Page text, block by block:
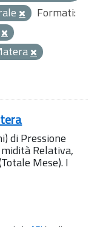
Formati:
di Pressione
Relativa,
Mese). I